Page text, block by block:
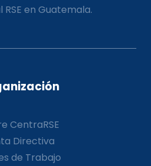
en Guatemala.
CentraRSE
Directiva
de Trabajo